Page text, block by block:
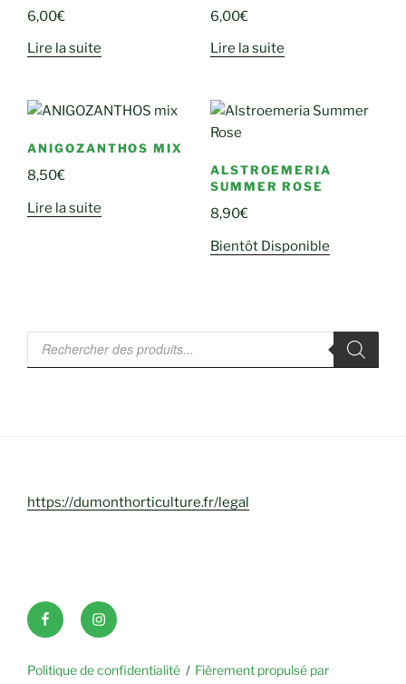
6,00€
Lire la suite
6,00€
Lire la suite
ANIGOZANTHOS MIX
8,50€
Lire la suite
ALSTROEMERIA
SUMMER ROSE
8,90€
Bientôt Disponible
Recherche
de
produits
https://dumonthorticulture.fr/legal
FacebookINSTAGRAM
Politique de confidentialité
Fièrement propulsé par